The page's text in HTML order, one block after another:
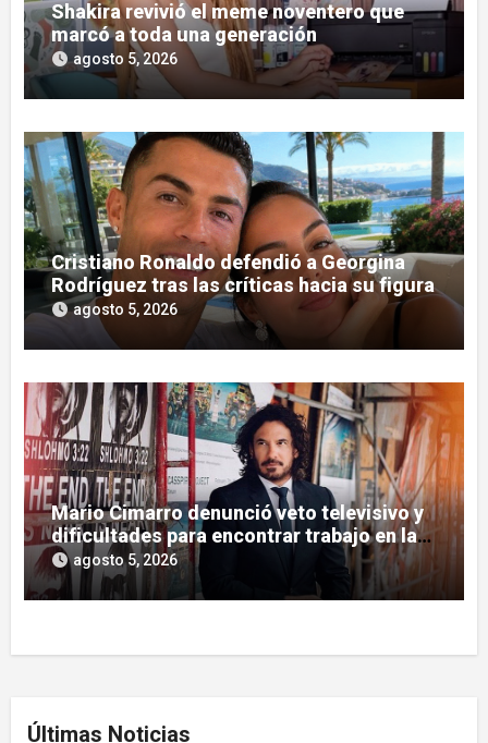
Shakira revivió el meme noventero que
marcó a toda una generación
agosto 5, 2026
Cristiano Ronaldo defendió a Georgina
Rodríguez tras las críticas hacia su figura
agosto 5, 2026
Mario Cimarro denunció veto televisivo y
dificultades para encontrar trabajo en la
actuación
agosto 5, 2026
Últimas Noticias